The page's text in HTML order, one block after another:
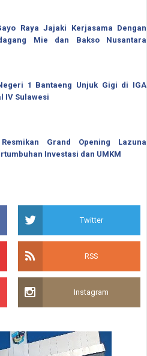
Raya Jajaki Kerjasama Dengan
Mie dan Bakso Nusantara
1 Bantaeng Unjuk Gigi di IGA
IV Sulawesi
Grand Opening Lazuna
Investasi dan UMKM
Twitter
RSS
Instagram